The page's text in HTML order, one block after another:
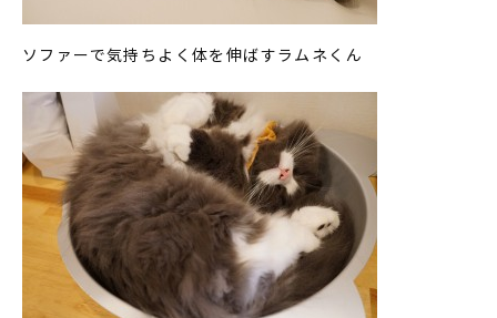
ソファーで気持ちよく体を伸ばすラムネくん